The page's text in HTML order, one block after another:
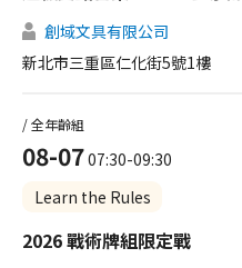
創域文具有限公司
新北市三重區仁化街5號1樓
08-0707:30-09:30
Learn the Rules
/ 全年齡組
2026 戰術牌組限定戰